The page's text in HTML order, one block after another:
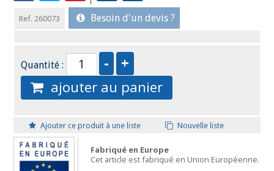
Ref. 260073 Besoin d'un devis ?
Quantité :
ajouter au panier
Ajouter ce produit à une liste Nouvelle liste
Fabriqué en Europe
Cet article est fabriqué en Union Européenne.